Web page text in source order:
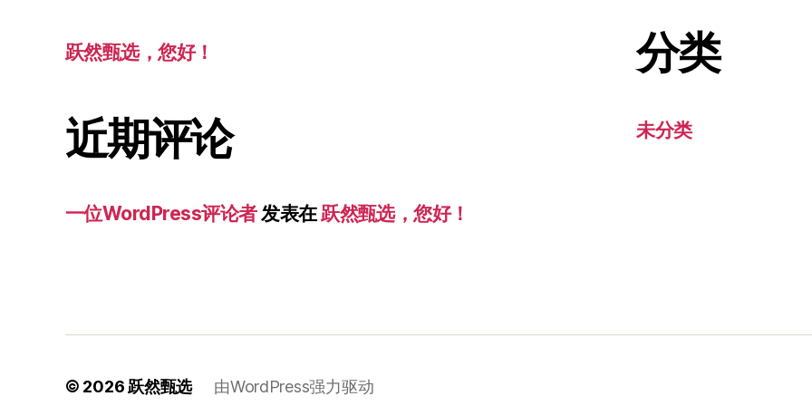
跃然甄选，您好！
近期评论
一位WordPress评论者发表在 跃然甄选，您好！
分类
未分类
© 2026 跃然甄选 由WordPress强力驱动